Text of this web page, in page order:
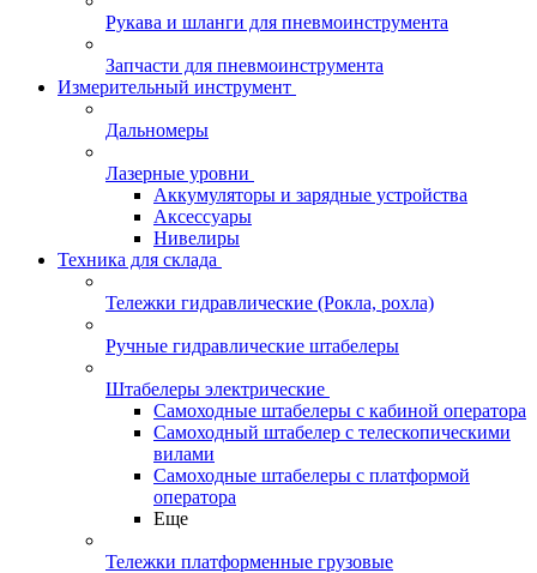
Рукава и шланги для пневмоинструмента
Запчасти для пневмоинструмента
Измерительный инструмент
Дальномеры
Лазерные уровни
Аккумуляторы и зарядные устройства
Аксессуары
Нивелиры
Техника для склада
Тележки гидравлические (Рокла, рохла)
Ручные гидравлические штабелеры
Штабелеры электрические
Самоходные штабелеры с кабиной оператора
Самоходный штабелер с телескопическими
вилами
Самоходные штабелеры с платформой
оператора
Еще
Тележки платформенные грузовые